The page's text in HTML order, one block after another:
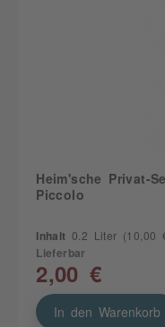
Heim'sche Privat-
Piccolo
Inhalt 0.2 Liter (10,00
Lieferbar
2,00 €
In den Warenkorb